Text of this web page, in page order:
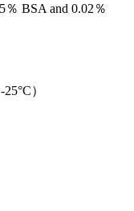
％ BSA and 0.02％
）